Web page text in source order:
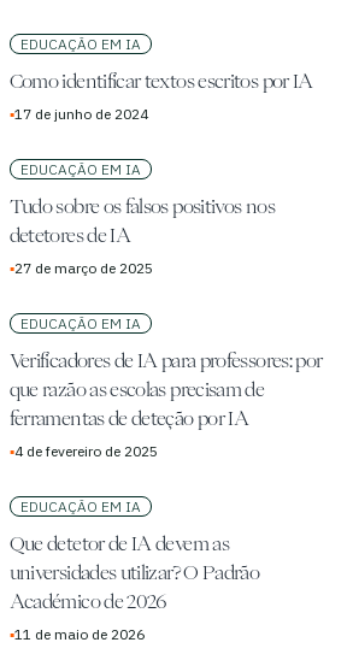
EDUCAÇÃO EM IA
Como identificar textos escritos por IA
▪17 de junho de 2024
EDUCAÇÃO EM IA
Tudo sobre os falsos positivos nos
detetores de IA
▪27 de março de 2025
EDUCAÇÃO EM IA
Verificadores de IA para professores: por
que razão as escolas precisam de
ferramentas de deteção por IA
▪4 de fevereiro de 2025
EDUCAÇÃO EM IA
Que detetor de IA devem as
universidades utilizar? O Padrão
Académico de 2026
▪11 de maio de 2026